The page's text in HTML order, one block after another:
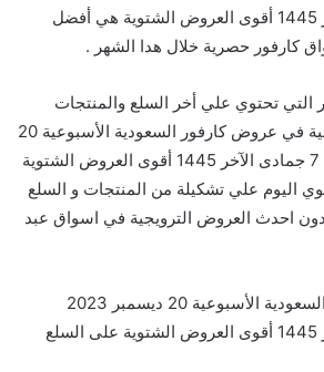
الموافق 7 جمادى الآخر 1445 أقوى العروض الشتوية هي أفضل
حصرية خلال هدا الشهر .
تحتوي علي أخر السلع والمنتجات
الغذائية المتنوعة والشهية في عروض كارفور السعودية الأسبوعية 20
ديسمبر 2023 الموافق 7 جمادى الآخر 1445 أقوى العروض الشتوية
اليوم علي تشكيلة من المنتجات و السلع
احدث العروض الترويجية في اسواق عبد
وتشمل عروض كارفور السعودية الأسبوعية 20 ديسمبر 2023
الموافق 7 جمادى الآخر 1445 أقوى العروض الشتوية على السلع